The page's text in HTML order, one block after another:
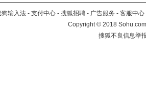
狗输入法 - 支付中心 - 搜狐招聘 - 广告服务 - 客服中心
Copyright©2018
搜狐不良信息举